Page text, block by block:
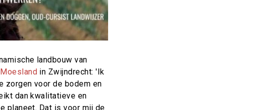
landbouw van
Moesland in Zwijndrecht: 'Ik
zorgen voor de bodem en
dan kwalitatieve en
planeet. Dat is voor mij de